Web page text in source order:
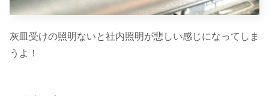
灰皿受けの照明ないと社内照明が悲しい感じになってしま
うよ！